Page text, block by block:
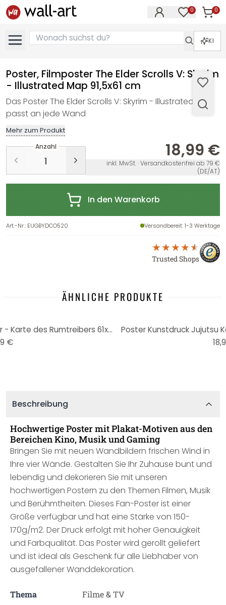
0 0
KI
Poster, Filmposter The Elder Scrolls V: Skyrim
- Illustrated Map 91,5x61 cm
Das Poster The Elder Scrolls V: Skyrim - Illustrated Map
passt an jede Wand
Mehr zum Produkt
Anzahl 18,99 €
inkl. MwSt. · Versandkostenfrei ab 79 €
(DE/AT)
In den Warenkorb
Art.-Nr.: EUGBYDCO520 Versandbereit: 1-3 Werktage
Trusted Shops
ÄHNLICHE PRODUKTE
Poster, Filmposter Harry Potter - Karte des Rumtreibers 61x91,5 cm
€
Poster Kunstdruck Jujutsu
Beschreibung
Hochwertige Poster mit Plakat-Motiven aus den
Bereichen Kino, Musik und Gaming
Bringen Sie mit neuen Wandbildern frischen Wind in
Ihre vier Wände. Gestalten Sie Ihr Zuhause bunt und
lebendig und dekorieren Sie mit unseren
hochwertigen Postern zu den Themen Filmen, Musik
und Berühmtheiten. Dieses Fan-Poster ist einer
Größe verfügbar und hat eine Stärke von 150-
170g/m2. Der Druck erfolgt mit hoher Genauigkeit
und Farbqualität. Das Poster wird gerollt geliefert
und ist ideal als Geschenk für alle Liebhaber von
ausgefallener Wanddekoration.
Thema Filme & TV